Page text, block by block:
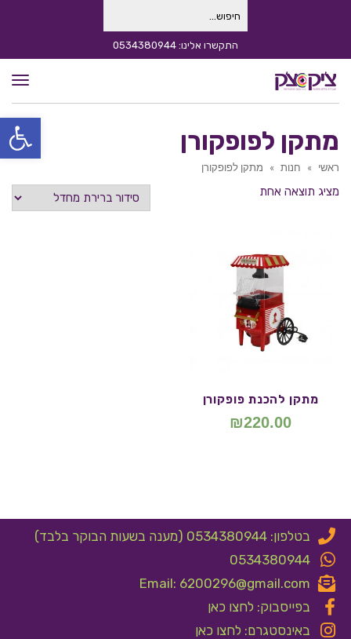
פתח
עבור: התקשרו אלינו: 0534380944
מתקן לפופקורן
ראשי » חנות » מתקן לפופקורן
מציג תוצאה אחת
מתקן להכנת פופקורן
₪220.00
בטלפון: 0534380944 (מענה בשעות הבוקר בלבד)
0534380944
Email: 6200296@gmail.com
בפייסבוק: לחצו כאן
באינסטגרם: לחצו כאן